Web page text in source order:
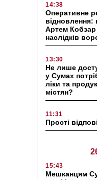
14:38
Оперативне
відновлення:
Артем Кобзар
наслідків
13:30
Не лише
у Сумах
ліки та
містян?
11:31
Прості
15:43
Мешканцям